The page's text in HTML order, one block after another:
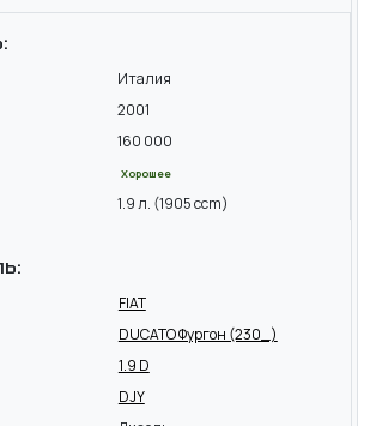
Италия
2001
160 000
Хорошее
1.9 л. (1905 ccm)
FIAT
DUCATO Фургон (230_)
1.9 D
DJY